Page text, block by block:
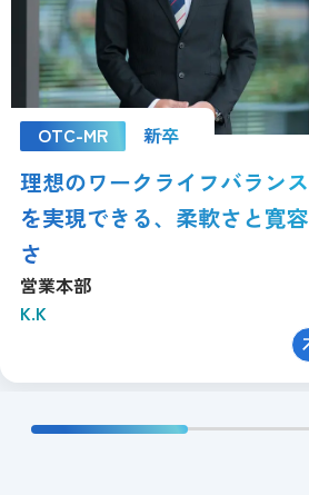
OTC-MR 新卒
理想のワークライフバランス
を実現できる、柔軟さと寛容
さ
営業本部
K.K